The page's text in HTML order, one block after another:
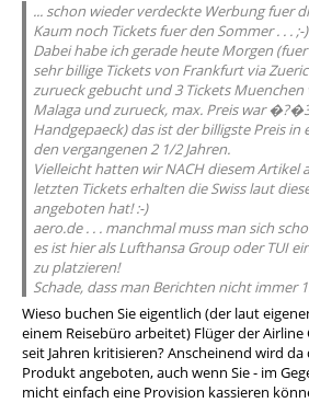
... schon wieder verdeckte Werbung fuer
Kaum noch Tickets fuer den Sommer . . . ;-)
Dabei habe ich gerade heute Morgen
sehr billige Tickets von Frankfurt via
zurueck gebucht und 3 Tickets Muenchen
Malaga und zurueck, max. Preis war
Handgepaeck) das ist der billigste Preis in
den vergangenen 2 1/2 Jahren.
Vielleicht hatten wir NACH diesem Artikel
letzten Tickets erhalten die Swiss laut
angeboten hat! :-)
aero.de . . . manchmal muss man sich
es ist hier als Lufthansa Group oder TUI
zu platzieren!
Schade, dass man Berichten nicht immer
Wieso buchen Sie eigentlich (der laut
einem Reisebüro arbeitet) Flüger der Airline
seit Jahren kritisieren? Anscheinend wird
Produkt angeboten, auch wenn Sie - im
micht einfach eine Provision kassieren